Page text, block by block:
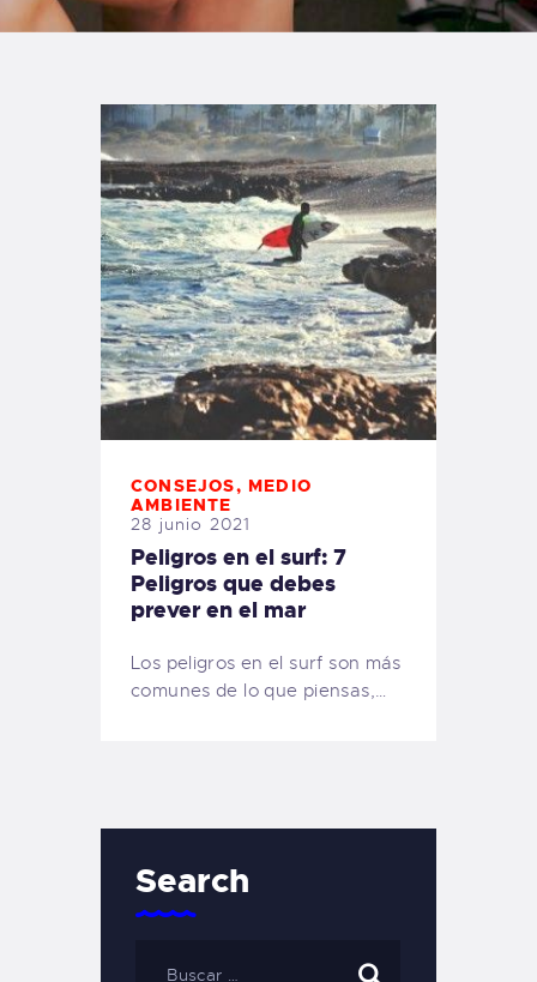
TIENDA FAMILY SURFERS
CONSEJOS, MEDIO
AMBIENTE
28 junio 2021
Peligros en el surf: 7
Peligros que debes
prever en el mar
Los peligros en el surf son más
comunes de lo que piensas,…
Search